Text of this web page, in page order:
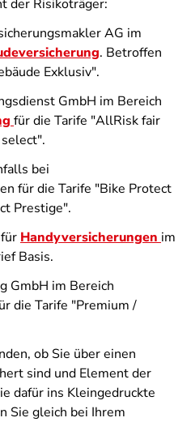
der Risikoträger:
AG im
. Betroffen
Exklusiv".
GmbH im Bereich
für die Tarife "AllRisk fair
bei
für die Tarife "Bike Protect
Prestige".
Handyversicherungen im
Basis.
GmbH im Bereich
die Tarife "Premium /
ob Sie über einen
sind und Element der
dafür ins Kleingedruckte
Sie gleich bei Ihrem